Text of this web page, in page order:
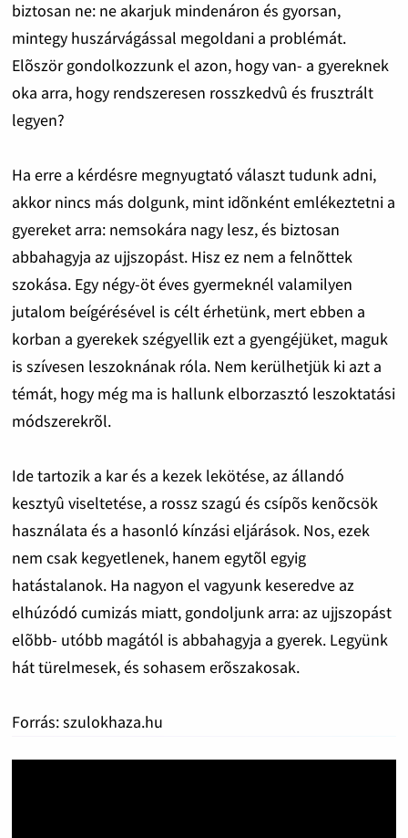
biztosan ne: ne akarjuk mindenáron és gyorsan,
mintegy huszárvágással megoldani a problémát.
Elõször gondolkozzunk el azon, hogy van- a gyereknek
oka arra, hogy rendszeresen rosszkedvû és frusztrált
legyen?
Ha erre a kérdésre megnyugtató választ tudunk adni,
akkor nincs más dolgunk, mint idõnként emlékeztetni a
gyereket arra: nemsokára nagy lesz, és biztosan
abbahagyja az ujjszopást. Hisz ez nem a felnõttek
szokása. Egy négy-öt éves gyermeknél valamilyen
jutalom beígérésével is célt érhetünk, mert ebben a
korban a gyerekek szégyellik ezt a gyengéjüket, maguk
is szívesen leszoknának róla. Nem kerülhetjük ki azt a
témát, hogy még ma is hallunk elborzasztó leszoktatási
módszerekrõl.
Ide tartozik a kar és a kezek lekötése, az állandó
kesztyû viseltetése, a rossz szagú és csípõs kenõcsök
használata és a hasonló kínzási eljárások. Nos, ezek
nem csak kegyetlenek, hanem egytõl egyig
hatástalanok. Ha nagyon el vagyunk keseredve az
elhúzódó cumizás miatt, gondoljunk arra: az ujjszopást
elõbb- utóbb magától is abbahagyja a gyerek. Legyünk
hát türelmesek, és sohasem erõszakosak.
Forrás: szulokhaza.hu